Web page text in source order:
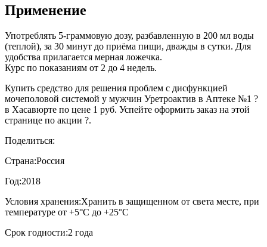
Применение
Употреблять 5-граммовую дозу, разбавленную в 200 мл воды
(теплой), за 30 минут до приёма пищи, дважды в сутки. Для
удобства прилагается мерная ложечка.
Курс по показаниям от 2 до 4 недель.
Купить средство для решения проблем с дисфункцией
мочеполовой системой у мужчин Уретроактив в Аптеке №1 ?
в Хасавюрте по цене 1 руб. Успейте оформить заказ на этой
странице по акции ?.
Поделиться:
Страна:Россия
Год:2018
Условия хранения:Хранить в защищенном от света месте, при
температуре от +5°С до +25°С
Срок годности:2 года